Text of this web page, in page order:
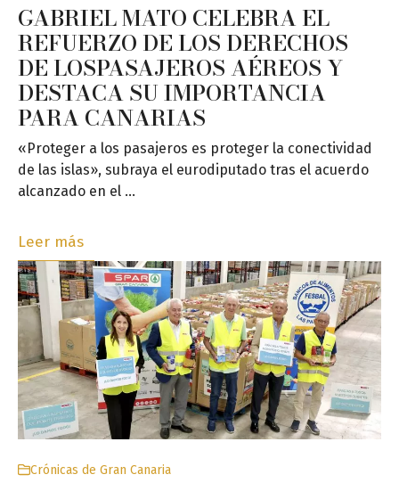
GABRIEL MATO CELEBRA EL
REFUERZO DE LOS DERECHOS
DE LOSPASAJEROS AÉREOS Y
DESTACA SU IMPORTANCIA
PARA CANARIAS
«Proteger a los pasajeros es proteger la conectividad
de las islas», subraya el eurodiputado tras el acuerdo
alcanzado en el …
Leer más
Crónicas de Gran Canaria